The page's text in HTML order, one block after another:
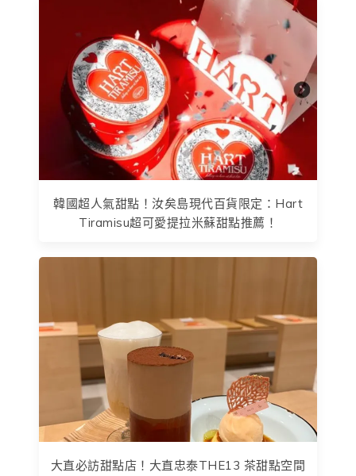
韓國超人氣甜點！汝矣島現代百貨限定：Hart
Tiramisu超可愛提拉米蘇甜點推薦！
大直必訪甜點店！大直忠泰THE13 茶甜點空間